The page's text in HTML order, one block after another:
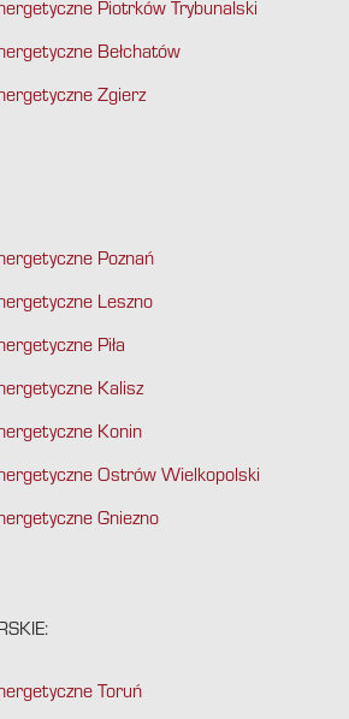
Piotrków Trybunalski
Bełchatów
Zgierz
Poznań
Leszno
Piła
Kalisz
Konin
Ostrów Wielkopolski
Gniezno
Toruń